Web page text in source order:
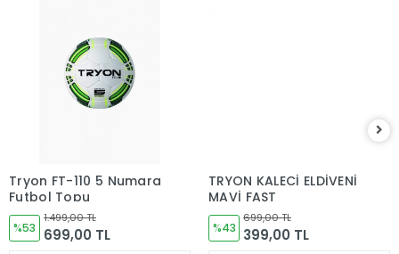
Tryon FT-110 5 Numara
Futbol Topu
%53
1.499,00 TL
699,00 TL
TRYON KALECİ ELDİVENİ
MAVİ FAST
%43
699,00 TL
399,00 TL